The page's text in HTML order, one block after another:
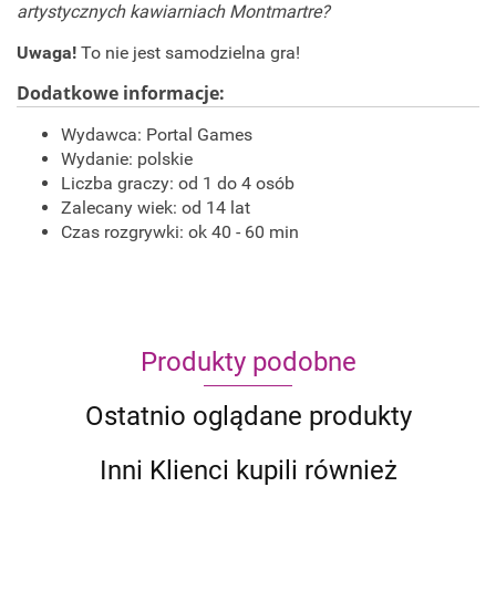
artystycznych kawiarniach Montmartre?
Uwaga! To nie jest samodzielna gra!
Dodatkowe informacje:
Wydawca: Portal Games
Wydanie: polskie
Liczba graczy: od 1 do 4 osób
Zalecany wiek: od 14 lat
Czas rozgrywki: ok 40 - 60 min
Produkty podobne
Ostatnio oglądane produkty
Inni Klienci kupili również